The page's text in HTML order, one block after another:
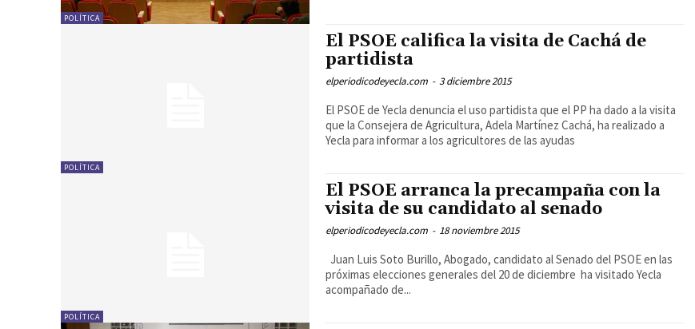
POLÍTICA
POLÍTICA
El PSOE califica la visita de Cachá de
partidista
elperiodicodeyecla.com - 3 diciembre 2015
El PSOE de Yecla denuncia el uso partidista que el PP ha dado a la visita
que la Consejera de Agricultura, Adela Martínez Cachá, ha realizado a
Yecla para informar a los agricultores de las ayudas
POLÍTICA
El PSOE arranca la precampaña con la
visita de su candidato al senado
elperiodicodeyecla.com - 18 noviembre 2015
Juan Luis Soto Burillo, Abogado, candidato al Senado del PSOE en las
próximas elecciones generales del 20 de diciembre ha visitado Yecla
acompañado de...